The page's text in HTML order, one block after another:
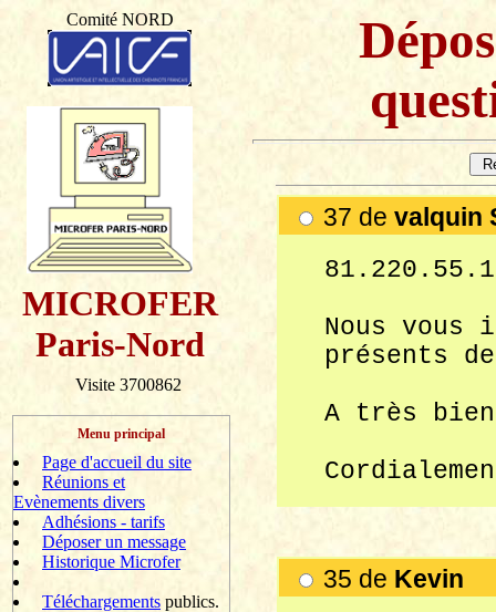
Comité NORD
MICROFER
Paris-Nord
Visite 3700862
Menu principal
Page d'accueil du site
Réunions et
Evènements divers
Adhésions - tarifs
Déposer un message
Historique Microfer
Téléchargements publics.
37 de valquin
Nous vous
présents
A très
35 de Kevin